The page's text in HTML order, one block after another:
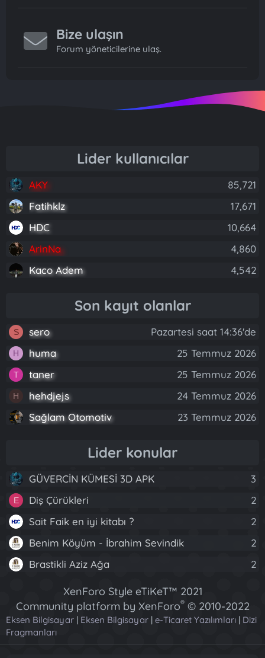
Bize ulaşın
Forum yöneticilerine ulaş.
Lider kullanıcılar
AKY
85,721
Fatihklz
17,671
HDC
10,664
ArinNa
4,860
Kaco Adem
4,542
Son kayıt olanlar
S sero Pazartesi saat 14:36'de
H huma 25 Temmuz 2026
T taner 25 Temmuz 2026
H hehdjejs
24 Temmuz 2026
Sağlam Otomotiv
23 Temmuz 2026
Lider konular
GÜVERCİN KÜMESİ 3D APK 3
E Diş Çürükleri
2
Sait Faik en iyi kitabı ?
2
Benim Köyüm - İbrahim Sevindik
2
Brastikli Aziz Ağa
2
XenForo Style eTiKeT™ 2021
Community platform by XenForo® © 2010-2022
XenForo Ltd.
[XGT] Forum statistics system
Eksen Bilgisayar | Eksen Bilgisayar | e-Ticaret Yazılımları | Dizi
Fragmanları